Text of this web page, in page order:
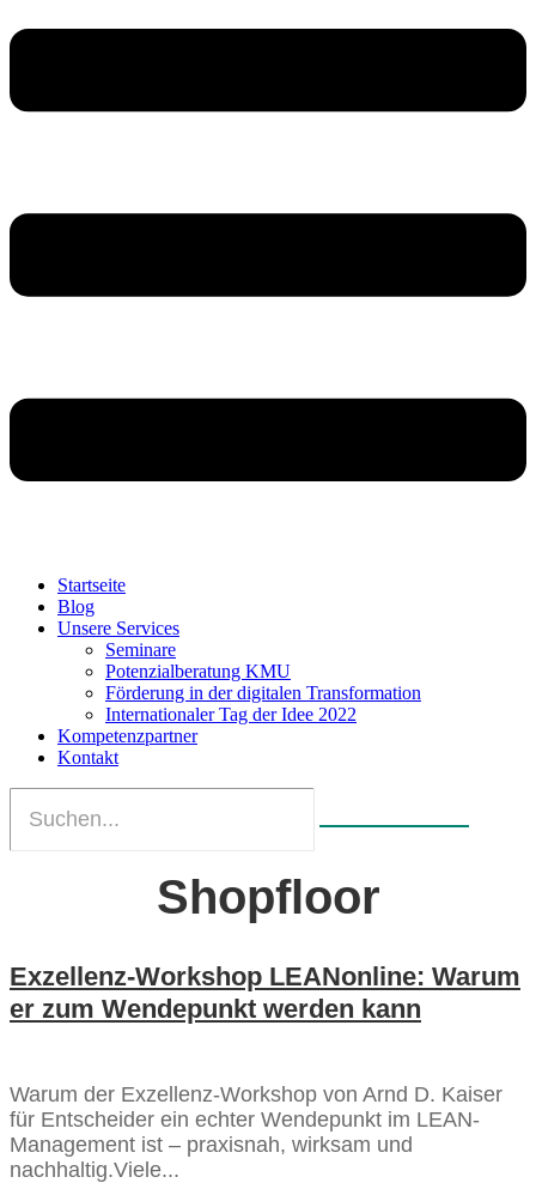
Startseite
Blog
Unsere Services
Seminare
Potenzialberatung KMU
Förderung in der digitalen Transformation
Internationaler Tag der Idee 2022
Kompetenzpartner
Kontakt
Shopfloor
Exzellenz-Workshop LEANonline: Warum
er zum Wendepunkt werden kann
Warum der Exzellenz-Workshop von Arnd D. Kaiser
für Entscheider ein echter Wendepunkt im LEAN-
Management ist – praxisnah, wirksam und
nachhaltig.Viele...